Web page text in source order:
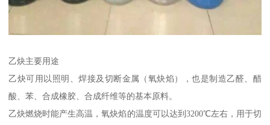
乙炔主要用途
乙炔可用以照明、焊接及切断金属（氧炔焰），也是制造乙醛、醋
酸、苯、合成橡胶、合成纤维等的基本原料。
乙炔燃烧时能产生高温，氧炔焰的温度可以达到3200℃左右，用于切